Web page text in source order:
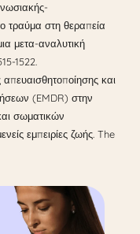
τραύμα στη θεραπεία
μετα-αναλυτική
1522.
και
(EMDR) στην
σωματικών
εμπειρίες ζωής. The